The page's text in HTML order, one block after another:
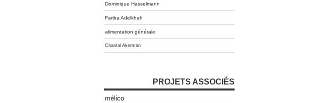
Dominique Hasselmann
Fariba Adelkhah
alimentation générale
Chantal Akerman
PROJETS ASSOCIÉS
mélico